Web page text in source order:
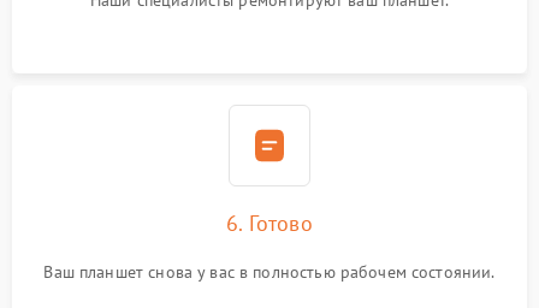
6. Готово
Ваш планшет снова у вас в полностью рабочем состоянии.